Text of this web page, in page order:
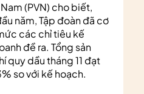
(PVN) cho biết,
năm, Tập đoàn đã cơ
các chỉ tiêu kế
đề ra. Tổng sản
quy dầu tháng 11 đạt
so với kế hoạch.